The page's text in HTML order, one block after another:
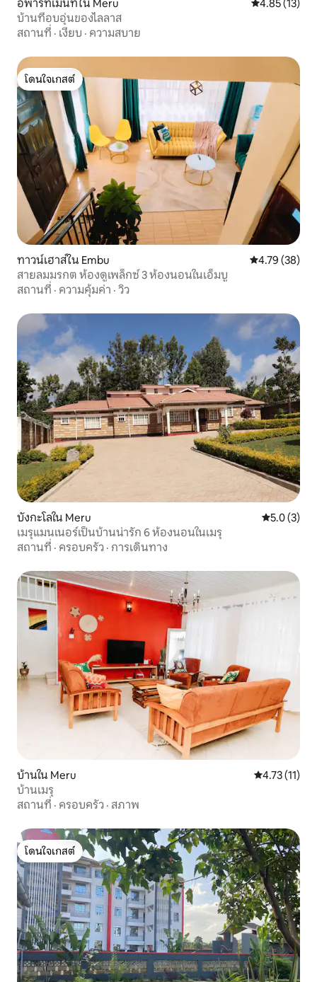
อพาร์ทเมนท์ใน Meru คะแนนเฉลี่ย
4.85 (13)
บ้านที่อบอุ่นของไลลาส
สถานที่ · เงียบ · ความสบาย
โดนใจเกสต์
โดนใจเกสต์
ทาวน์เฮาส์ใน Embu คะแนนเฉลี่ย
4.79 (38)
สายลมมรกต ห้องดูเพล็กซ์ 3 ห้องนอนในเอ็มบู
สถานที่ · ความคุ้มค่า · วิว
บังกะโลใน Meru คะแนนเฉลี่
5.0 (3)
เมรุแมนเนอร์เป็นบ้านน่ารัก 6 ห้องนอนในเมรุ
สถานที่ · ครอบครัว · การเดินทาง
บ้านใน Meru คะแนนเฉลี่ย
4.73 (11)
บ้านเมรุ
สถานที่ · ครอบครัว · สภาพ
โดนใจเกสต์
โดนใจเกสต์